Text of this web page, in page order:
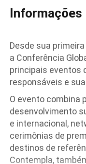
Informações
Desde sua
a Conferência
principais eventos
responsáveis e
O evento combina
desenvolvimento
e internacional,
cerimônias de
destinos de
Contempla,